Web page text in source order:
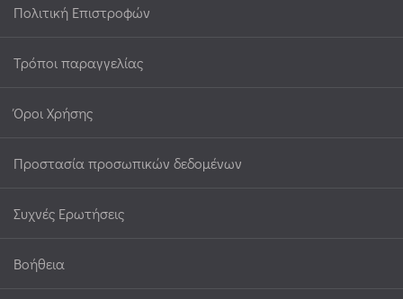
Πολιτική Επιστροφών
Τρόποι παραγγελίας
Όροι Χρήσης
Προστασία προσωπικών δεδομένων
Συχνές Ερωτήσεις
Βοήθεια